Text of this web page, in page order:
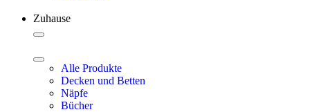
Zuhause
Alle Produkte
Decken und Betten
Näpfe
Bücher